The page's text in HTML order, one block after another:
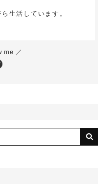
生活しています。
me ／